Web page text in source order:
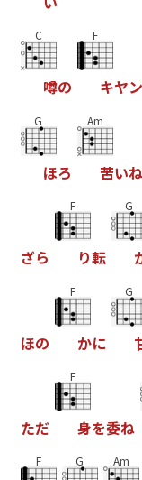
C
噂の
F
キヤン
G
ほろ
Am
苦いね
ざら
F
り転
G
ほの
F
かに
G
ただ
F
身を委ね
F G Am